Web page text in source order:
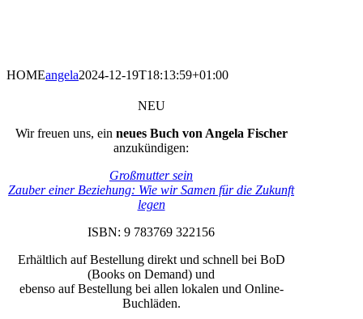
HOMEangela2024-12-19T18:13:59+01:00
NEU
Wir freuen uns, ein neues Buch von Angela Fischer
anzukündigen:
Großmutter sein
Zauber einer Beziehung: Wie wir Samen für die Zukunft
legen
ISBN: 9 783769 322156
Erhältlich auf Bestellung direkt und schnell bei BoD
(Books on Demand) und
ebenso auf Bestellung bei allen lokalen und Online-
Buchläden.